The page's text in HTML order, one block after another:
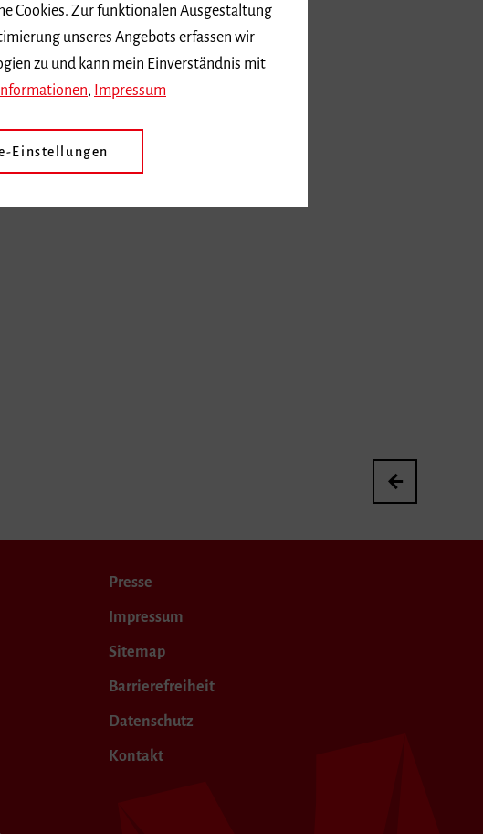
Presse
Impressum
Sitemap
Barrierefreiheit
Datenschutz
Kontakt
Cookies. Zur funktionalen Ausgestaltung
unseres Angebots erfassen wir
zu und kann mein Einverständnis mit
, Impressum
Einstellungen